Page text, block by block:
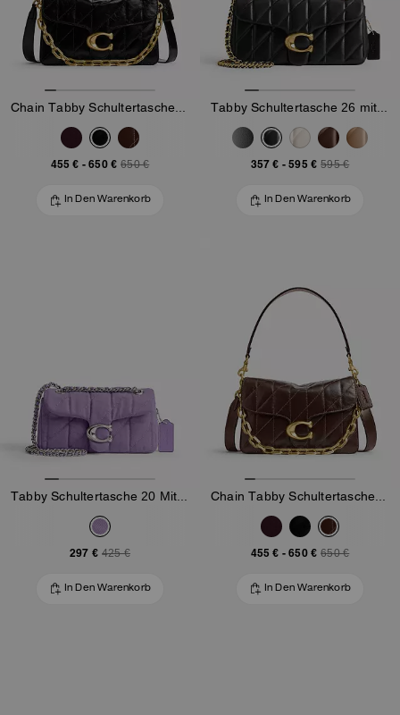
455 € -650 € 650 €
In Den Warenkorb
357 € -595 € 595 €
In Den Warenkorb
297 € 425 €
In Den Warenkorb
455 € -650 € 650 €
In Den Warenkorb